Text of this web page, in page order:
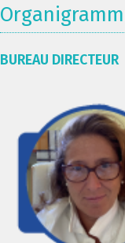
BUREAU DIRECTEUR